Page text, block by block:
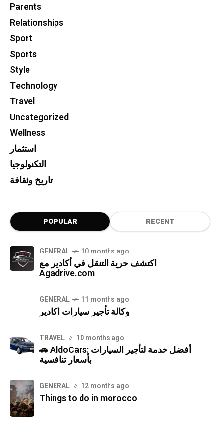
Parents
Relationships
Sport
Sports
Style
Technology
Travel
Uncategorized
Wellness
استثمار
التكنولوجيا
تاريخ وثقافة
POPULAR RECENT
GENERAL 10 months ago
اكتشف حرية التنقل في أكادير مع
Agadrive.com
GENERAL 11 months ago
وكالة تأجير سيارات اكادير
TRAVEL 10 months ago
🚗 AldoCars: أفضل خدمة لتأجير السيارات
بأسعار تنافسية
GENERAL 12 months ago
Things to do in morocco